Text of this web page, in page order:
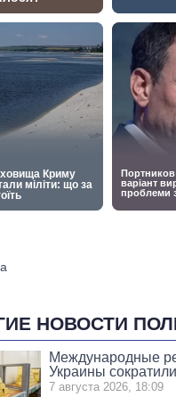
НОВОСТИ
Международные
Украины
7 августа 2026, 18:09